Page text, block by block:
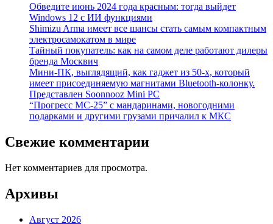
Обведите июнь 2024 года красным: тогда выйдет
Windows 12 с ИИ функциями
Shimizu Arma имеет все шансы стать самым компактным
электросамокатом в мире
Тайный покупатель: как на самом деле работают дилеры
бренда Москвич
Мини-ПК, выглядящий, как гаджет из 50-х, который
имеет присоединяемую магнитами Bluetooth-колонку.
Представлен Soonnooz Mini PC
“Прогресс МС-25” с мандаринами, новогодними
подарками и другими грузами причалил к МКС
Свежие комментарии
Нет комментариев для просмотра.
Архивы
Август 2026